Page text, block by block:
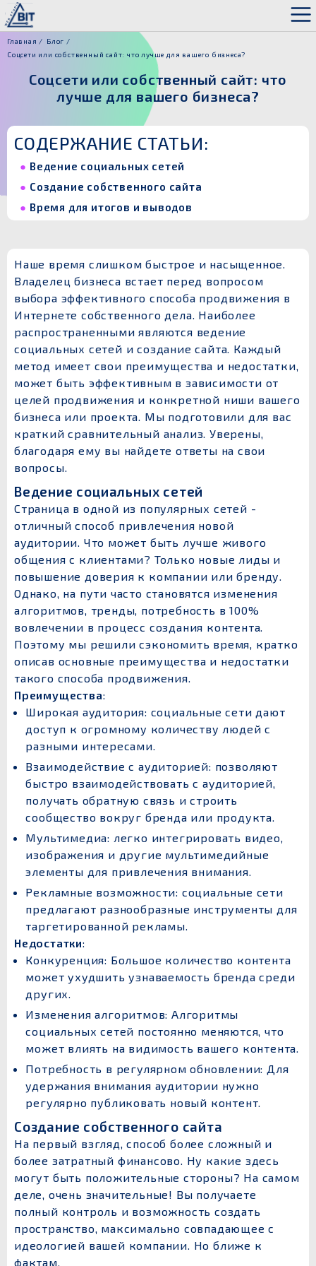
Главная
Блог
Соцсети или собственный сайт: что лучше для вашего бизнеса?
Соцсети или собственный сайт: что
лучше для вашего бизнеса?
СОДЕРЖАНИЕ СТАТЬИ:
Ведение социальных сетей
Создание собственного сайта
Время для итогов и выводов
Наше время слишком быстрое и насыщенное.
Владелец бизнеса встает перед вопросом
выбора эффективного способа продвижения в
Интернете собственного дела. Наиболее
распространенными являются ведение
социальных сетей и создание сайта. Каждый
метод имеет свои преимущества и недостатки,
может быть эффективным в зависимости от
целей продвижения и конкретной ниши вашего
бизнеса или проекта. Мы подготовили для вас
краткий сравнительный анализ. Уверены,
благодаря ему вы найдете ответы на свои
вопросы.
Ведение социальных сетей
Страница в одной из популярных сетей -
отличный способ привлечения новой
аудитории. Что может быть лучше живого
общения с клиентами? Только новые лиды и
повышение доверия к компании или бренду.
Однако, на пути часто становятся изменения
алгоритмов, тренды, потребность в 100%
вовлечении в процесс создания контента.
Поэтому мы решили сэкономить время, кратко
описав основные преимущества и недостатки
такого способа продвижения.
Преимущества:
Широкая аудитория: социальные сети дают
доступ к огромному количеству людей с
разными интересами.
Взаимодействие с аудиторией: позволяют
быстро взаимодействовать с аудиторией,
получать обратную связь и строить
сообщество вокруг бренда или продукта.
Мультимедиа: легко интегрировать видео,
изображения и другие мультимедийные
элементы для привлечения внимания.
Рекламные возможности: социальные сети
предлагают разнообразные инструменты для
таргетированной рекламы.
Недостатки:
Конкуренция: Большое количество контента
может ухудшить узнаваемость бренда среди
других.
Изменения алгоритмов: Алгоритмы
социальных сетей постоянно меняются, что
может влиять на видимость вашего контента.
Потребность в регулярном обновлении: Для
удержания внимания аудитории нужно
регулярно публиковать новый контент.
Создание собственного сайта
На первый взгляд, способ более сложный и
более затратный финансово. Ну какие здесь
могут быть положительные стороны? На самом
деле, очень значительные! Вы получаете
полный контроль и возможность создать
пространство, максимально совпадающее с
идеологией вашей компании. Но ближе к
фактам.